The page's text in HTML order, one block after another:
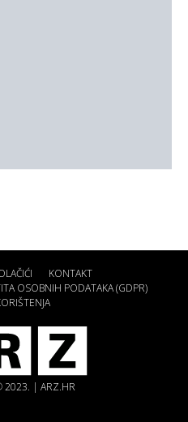
KONTAKT
OSOBNIH PODATAKA (GDPR)
2023. | ARZ.HR